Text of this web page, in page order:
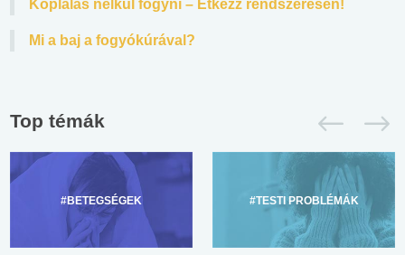
Koplalás nélkül fogyni – Étkezz rendszeresen!
Mi a baj a fogyókúrával?
Top témák
#BETEGSÉGEK #TESTI PROBLÉMÁK